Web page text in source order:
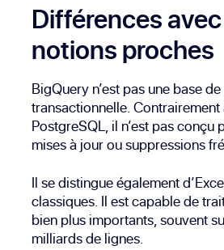
Différences
notions proches
BigQuery n’est pas une base
transactionnelle.
PostgreSQL, il n’est pas conçu
mises à jour ou suppressions
Il se distingue également
classiques. Il est capable de
bien plus importants, souvent
milliards de lignes.